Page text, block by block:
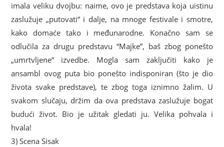
imala veliku dvojbu: naime, ovo je predstava koja uistinu
zaslužuje „putovati“ i dalje, na mnoge festivale i smotre,
kako domaće tako i međunarodne. Konačno sam se
odlučila za drugu predstavu “Majke”, baš zbog ponešto
„umrtvljene“ izvedbe. Mogla sam zaključiti kako je
ansambl ovog puta bio ponešto indisponiran (što je dio
života svake predstave), te zbog toga iznimno žalim. U
svakom slučaju, držim da ova predstava zaslužuje bogat
budući život. Bio je užitak gledati ju. Velika pohvala i
hvala!
3) Scena Sisak